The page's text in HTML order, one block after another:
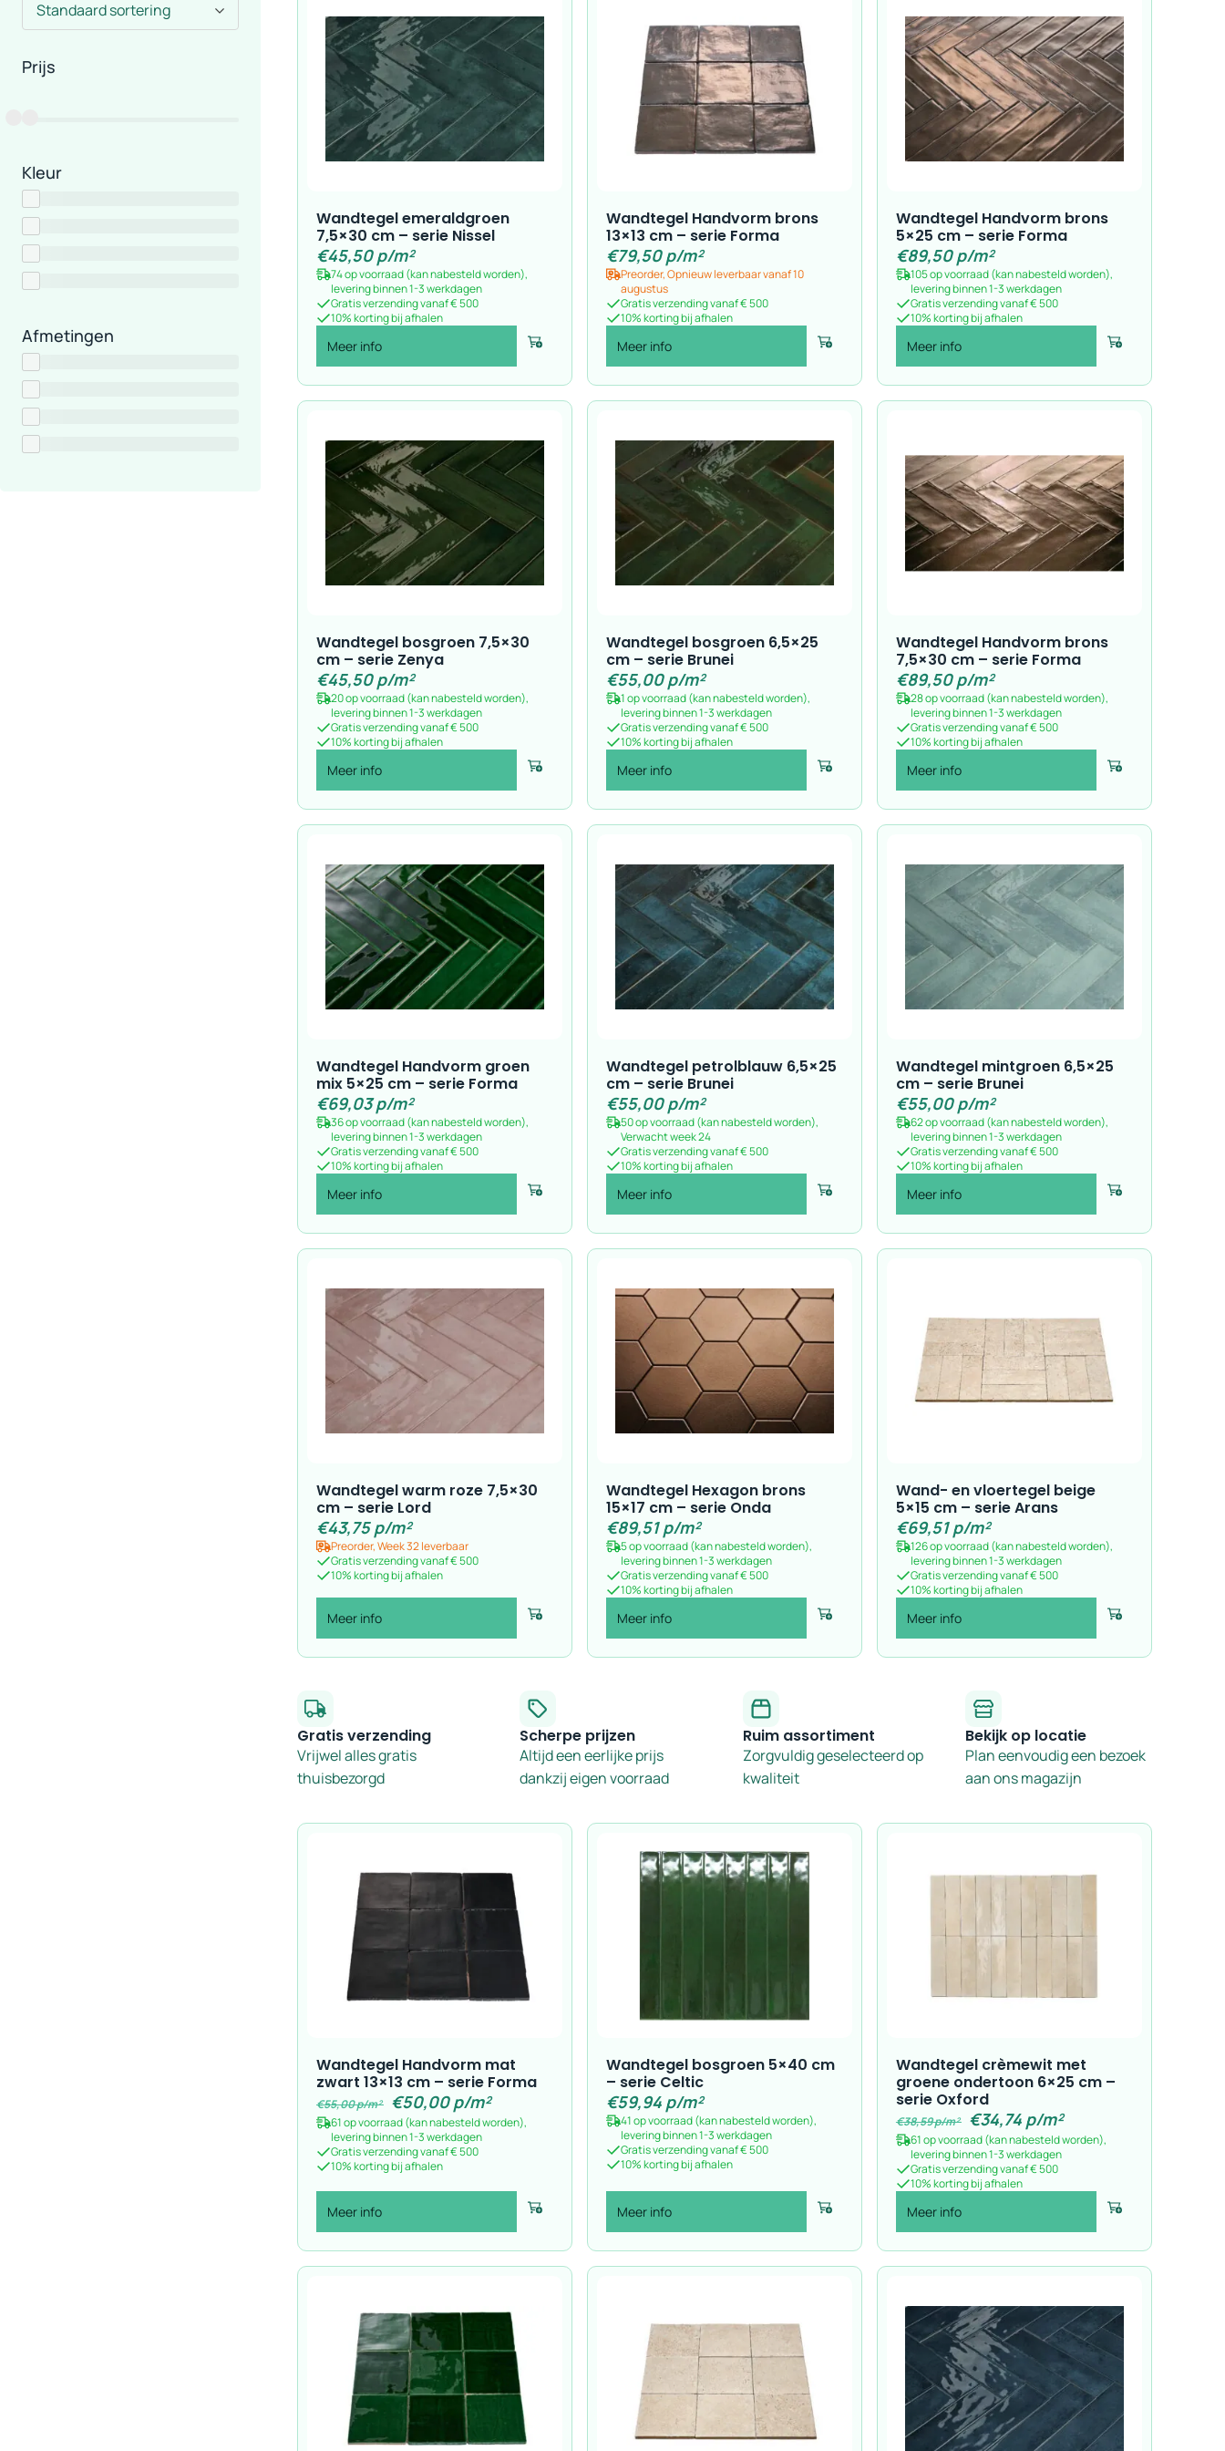
Standaard sortering
Prijs
Kleur
Afmetingen
Wandtegel emeraldgroen
7,5×30 cm – serie Nissel
€45,50p/m²
74 op voorraad (kan nabesteld worden),
levering binnen 1-3 werkdagen
Gratis verzending vanaf € 500
10% korting bij afhalen
Meer info Voeg toe
Wandtegel Handvorm brons
13×13 cm – serie Forma
€79,50p/m²
Preorder, Opnieuw leverbaar vanaf 10
augustus
Gratis verzending vanaf € 500
10% korting bij afhalen
Meer info Voeg toe
Wandtegel Handvorm brons
5×25 cm – serie Forma
€89,50p/m²
105 op voorraad (kan nabesteld worden),
levering binnen 1-3 werkdagen
Gratis verzending vanaf € 500
10% korting bij afhalen
Meer info Voeg toe
Wandtegel bosgroen 7,5×30
cm – serie Zenya
€45,50p/m²
20 op voorraad (kan nabesteld worden),
levering binnen 1-3 werkdagen
Gratis verzending vanaf € 500
10% korting bij afhalen
Meer info Voeg toe
Wandtegel bosgroen 6,5×25
cm – serie Brunei
€55,00p/m²
1 op voorraad (kan nabesteld worden),
levering binnen 1-3 werkdagen
Gratis verzending vanaf € 500
10% korting bij afhalen
Meer info Voeg toe
Wandtegel Handvorm brons
7,5×30 cm – serie Forma
€89,50p/m²
28 op voorraad (kan nabesteld worden),
levering binnen 1-3 werkdagen
Gratis verzending vanaf € 500
10% korting bij afhalen
Meer info Voeg toe
Wandtegel Handvorm groen
mix 5×25 cm – serie Forma
€69,03p/m²
36 op voorraad (kan nabesteld worden),
levering binnen 1-3 werkdagen
Gratis verzending vanaf € 500
10% korting bij afhalen
Meer info Voeg toe
Wandtegel petrolblauw 6,5×25
cm – serie Brunei
€55,00p/m²
50 op voorraad (kan nabesteld worden),
Verwacht week 24
Gratis verzending vanaf € 500
10% korting bij afhalen
Meer info Voeg toe
Wandtegel mintgroen 6,5×25
cm – serie Brunei
€55,00p/m²
62 op voorraad (kan nabesteld worden),
levering binnen 1-3 werkdagen
Gratis verzending vanaf € 500
10% korting bij afhalen
Meer info Voeg toe
Wandtegel warm roze 7,5×30
cm – serie Lord
€43,75p/m²
Preorder, Week 32 leverbaar
Gratis verzending vanaf € 500
10% korting bij afhalen
Meer info Voeg toe
Wandtegel Hexagon brons
15×17 cm – serie Onda
€89,51p/m²
5 op voorraad (kan nabesteld worden),
levering binnen 1-3 werkdagen
Gratis verzending vanaf € 500
10% korting bij afhalen
Meer info Voeg toe
Wand- en vloertegel beige
5×15 cm – serie Arans
€69,51p/m²
126 op voorraad (kan nabesteld worden),
levering binnen 1-3 werkdagen
Gratis verzending vanaf € 500
10% korting bij afhalen
Meer info Voeg toe
Gratis verzending
Vrijwel alles gratis
thuisbezorgd
Scherpe prijzen
Altijd een eerlijke prijs
dankzij eigen voorraad
Ruim assortiment
Zorgvuldig geselecteerd op
kwaliteit
Bekijk op locatie
Plan eenvoudig een bezoek
aan ons magazijn
Wandtegel Handvorm mat
zwart 13×13 cm – serie Forma
€55,00p/m² €50,00p/m²
61 op voorraad (kan nabesteld worden),
levering binnen 1-3 werkdagen
Gratis verzending vanaf € 500
10% korting bij afhalen
Meer info Voeg toe
Wandtegel bosgroen 5×40 cm
– serie Celtic
€59,94p/m²
41 op voorraad (kan nabesteld worden),
levering binnen 1-3 werkdagen
Gratis verzending vanaf € 500
10% korting bij afhalen
Meer info Voeg toe
Wandtegel crèmewit met
groene ondertoon 6×25 cm –
serie Oxford
€38,59p/m² €34,74p/m²
61 op voorraad (kan nabesteld worden),
levering binnen 1-3 werkdagen
Gratis verzending vanaf € 500
10% korting bij afhalen
Meer info Voeg toe